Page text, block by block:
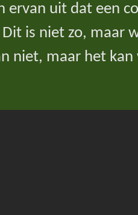
ervan uit dat een
is niet zo, maar
niet, maar het